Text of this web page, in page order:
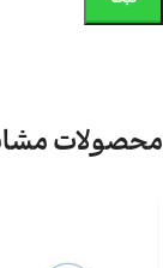
محصولات